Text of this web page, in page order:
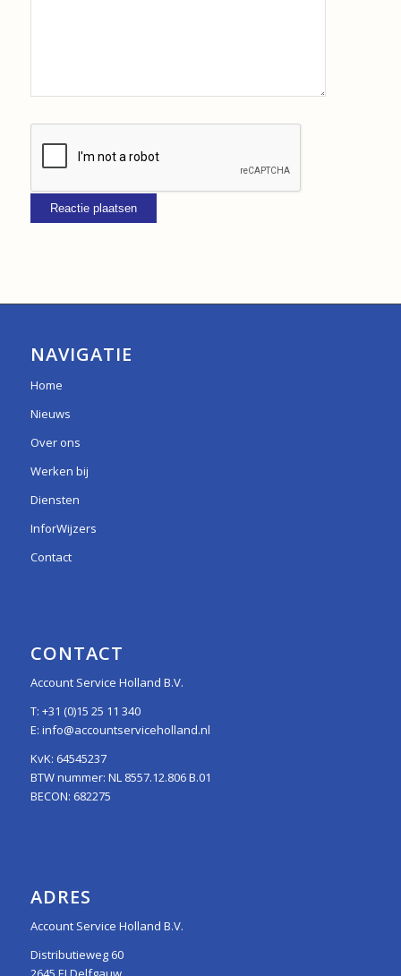
NAVIGATIE
Home
Nieuws
Over ons
Werken bij
Diensten
InforWijzers
Contact
CONTACT
Account Service Holland B.V.
T: +31 (0)15 25 11 340
E: info@accountserviceholland.nl
KvK: 64545237
BTW nummer: NL 8557.12.806 B.01
BECON: 682275
ADRES
Account Service Holland B.V.
Distributieweg 60